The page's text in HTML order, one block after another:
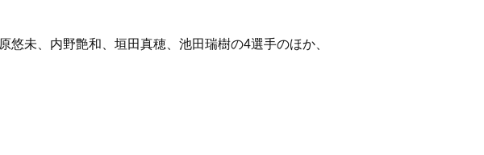
未、内野艶和、垣田真穂、池田瑞樹の4選手のほか、